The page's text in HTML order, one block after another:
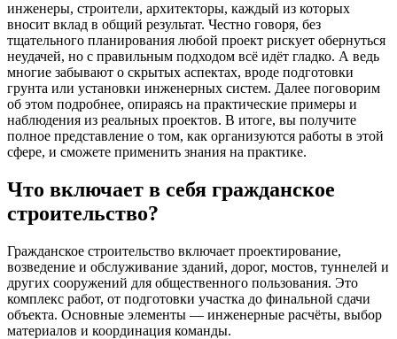
инженеры, строители, архитекторы, каждый из которых
вносит вклад в общий результат. Честно говоря, без
тщательного планирования любой проект рискует обернуться
неудачей, но с правильным подходом всё идёт гладко. А ведь
многие забывают о скрытых аспектах, вроде подготовки
грунта или установки инженерных систем. Далее поговорим
об этом подробнее, опираясь на практические примеры и
наблюдения из реальных проектов. В итоге, вы получите
полное представление о том, как организуются работы в этой
сфере, и сможете применить знания на практике.
Что включает в себя гражданское
строительство?
Гражданское строительство включает проектирование,
возведение и обслуживание зданий, дорог, мостов, туннелей и
других сооружений для общественного пользования. Это
комплекс работ, от подготовки участка до финальной сдачи
объекта. Основные элементы — инженерные расчёты, выбор
материалов и координация команды.